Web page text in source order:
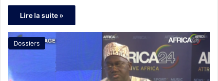
Lire la suite »
Dossiers